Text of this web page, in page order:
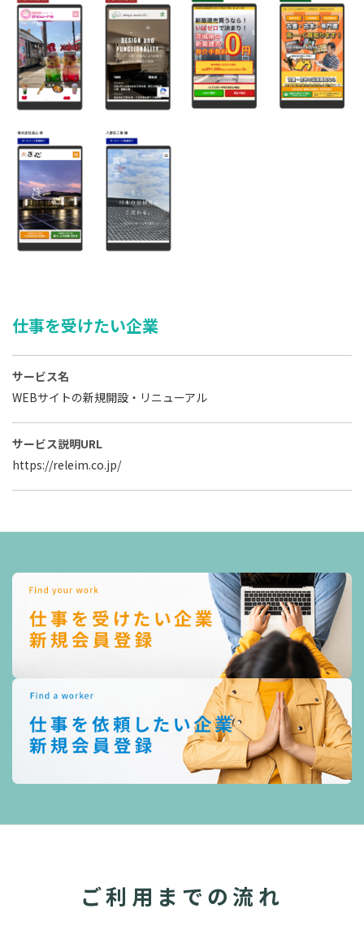
仕事を受けたい企業
サービス名
WEBサイトの新規開設・リニューアル
サービス説明URL
https://releim.co.jp/
ご利用までの流れ